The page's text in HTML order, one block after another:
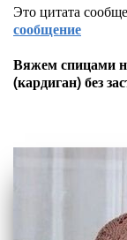
Это цитата
сообщение
Вяжем спицами
(кардиган) без